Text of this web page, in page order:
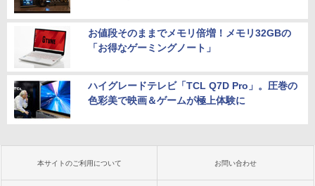
お値段そのままでメモリ倍増！メモリ32GBの
「お得なゲーミングノート」
ハイグレードテレビ「TCL Q7D Pro」。圧巻の
色彩美で映画＆ゲームが極上体験に
本サイトのご利用について お問い合わせ